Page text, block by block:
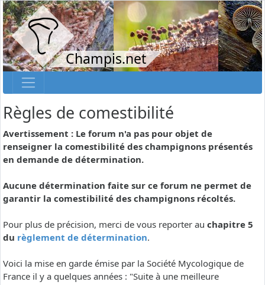
Champis.net
Règles de comestibilité
Avertissement : Le forum n'a pas pour objet de
renseigner la comestibilité des champignons présentés
en demande de détermination.
Aucune détermination faite sur ce forum ne permet de
garantir la comestibilité des champignons récoltés.
Pour plus de précision, merci de vous reporter au chapitre 5
du règlement de détermination.
Voici la mise en garde émise par la Société Mycologique de
France il y a quelques années : "Suite à une meilleure